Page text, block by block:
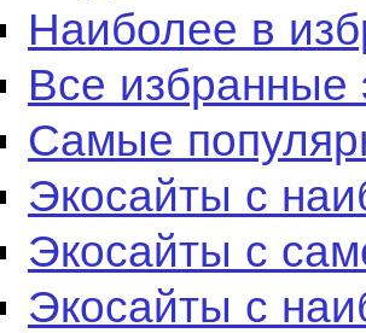
Наиболее в
Все избранные
Самые
Экосайты с
Экосайты с
Экосайты с